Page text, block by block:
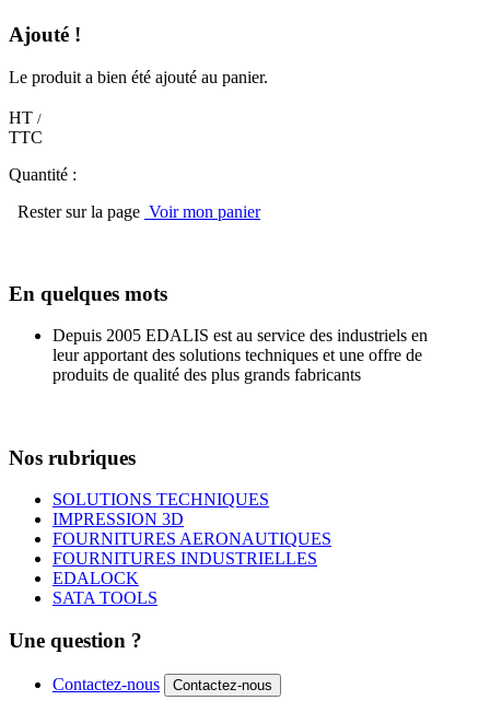
Ajouté !
Le produit a bien été ajouté au panier.
HT /
TTC
Quantité :
Rester sur la page Voir mon panier
En quelques mots
Depuis 2005 EDALIS est au service des industriels en
leur apportant des solutions techniques et une offre de
produits de qualité des plus grands fabricants
Nos rubriques
SOLUTIONS TECHNIQUES
IMPRESSION 3D
FOURNITURES AERONAUTIQUES
FOURNITURES INDUSTRIELLES
EDALOCK
SATA TOOLS
Une question ?
Contactez-nous Contactez-nous